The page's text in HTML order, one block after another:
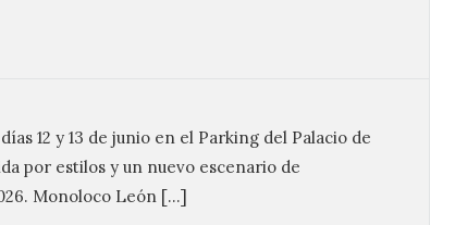
12 y 13 de junio en el Parking del Palacio de
por estilos y un nuevo escenario de
Monoloco León […]